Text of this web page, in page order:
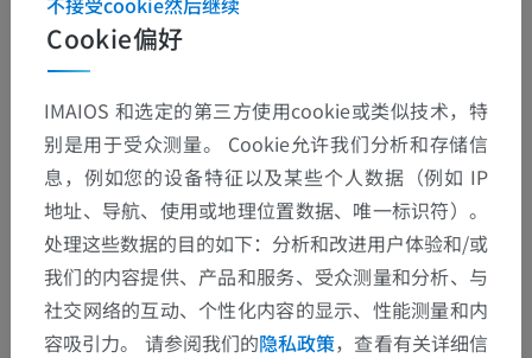
Cookie偏好
IMAIOS 和选定的第三方使用cookie或类似技术，特
别是用于受众测量。 Cookie允许我们分析和存储信
息，例如您的设备特征以及某些个人数据（例如 IP
地址、导航、使用或地理位置数据、唯一标识符）。
处理这些数据的目的如下：分析和改进用户体验和/或
我们的内容提供、产品和服务、受众测量和分析、与
社交网络的互动、个性化内容的显示、性能测量和内
容吸引力。 请参阅我们的隐私政策，查看有关详细信